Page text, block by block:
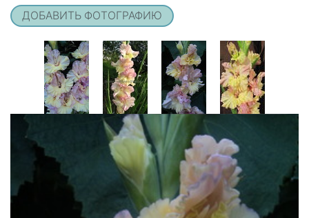
ДОБАВИТЬ ФОТОГРАФИЮ